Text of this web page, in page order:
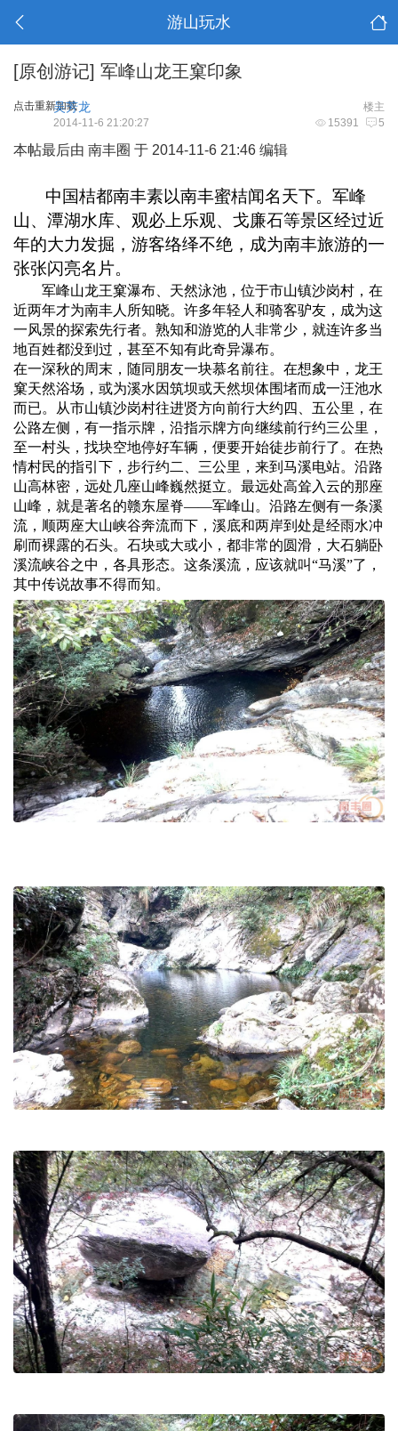
游山玩水
[原创游记] 军峰山龙王窠印象
点击重新加载 楼主
吴芳龙
15391 5
2014-11-6 21:20:27
本帖最后由 南丰圈 于 2014-11-6 21:46 编辑
中国桔都南丰素以南丰蜜桔闻名天下。军峰
山、潭湖水库、观必上乐观、戈廉石等景区经过近
年的大力发掘，游客络绎不绝，成为南丰旅游的一
张张闪亮名片。
军峰山龙王窠瀑布、天然泳池，位于市山镇沙岗村，在
近两年才为南丰人所知晓。许多年轻人和骑客驴友，成为这
一风景的探索先行者。熟知和游览的人非常少，就连许多当
地百姓都没到过，甚至不知有此奇异瀑布。
在一深秋的周末，随同朋友一块慕名前往。在想象中，龙王
窠天然浴场，或为溪水因筑坝或天然坝体围堵而成一汪池水
而已。从市山镇沙岗村往进贤方向前行大约四、五公里，在
公路左侧，有一指示牌，沿指示牌方向继续前行约三公里，
至一村头，找块空地停好车辆，便要开始徒步前行了。在热
情村民的指引下，步行约二、三公里，来到马溪电站。沿路
山高林密，远处几座山峰巍然挺立。最远处高耸入云的那座
山峰，就是著名的赣东屋脊――军峰山。沿路左侧有一条溪
流，顺两座大山峡谷奔流而下，溪底和两岸到处是经雨水冲
刷而裸露的石头。石块或大或小，都非常的圆滑，大石躺卧
溪流峡谷之中，各具形态。这条溪流，应该就叫“马溪”了，
其中传说故事不得而知。